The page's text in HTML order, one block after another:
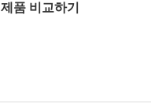
제품 비교하기